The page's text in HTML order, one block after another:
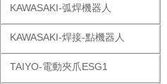
KAWASAKI-弧焊機器人
KAWASAKI-焊接-點機器人
TAIYO-電動夾爪ESG1